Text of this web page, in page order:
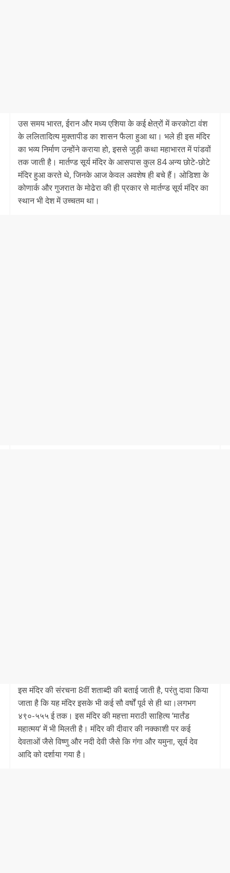
उस समय भारत, ईरान और मध्य एशिया के कई क्षेत्रों में करकोटा वंश
के ललितादित्य मुक्तापीड का शासन फैला हुआ था। भले ही इस मंदिर
का भव्य निर्माण उन्होंने कराया हो, इससे जुड़ी कथा महाभारत में पांडवों
तक जाती है। मार्तण्ड सूर्य मंदिर के आसपास कुल 84 अन्य छोटे-छोटे
मंदिर हुआ करते थे, जिनके आज केवल अवशेष ही बचे हैं। ओडिशा के
कोणार्क और गुजरात के मोढेरा की ही प्रकार से मार्तण्ड सूर्य मंदिर का
स्थान भी देश में उच्चतम था।
इस मंदिर की संरचना 8वीं शताब्दी की बताई जाती है, परंतु दावा किया
जाता है कि यह मंदिर इसके भी कई सौ वर्षों पूर्व से ही था।लगभग
४९०-५५५ ई तक। इस मंदिर की महत्ता मराठी साहित्य ‘मार्तंड
महात्मय’ में भी मिलती है। मंदिर की दीवार की नक्काशी पर कई
देवताओं जैसे विष्णु और नदी देवी जैसे कि गंगा और यमुना, सूर्य देव
आदि को दर्शाया गया है।